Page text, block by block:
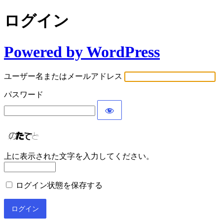
ログイン
Powered by WordPress
ユーザー名またはメールアドレス
パスワード
上に表示された文字を入力してください。
ログイン状態を保存する